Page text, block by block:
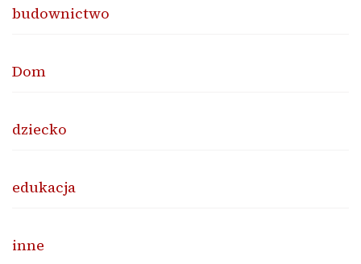
budownictwo
Dom
dziecko
edukacja
inne